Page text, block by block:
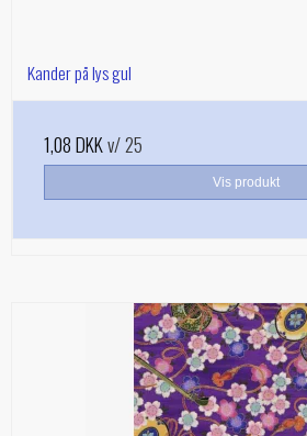
Kander på lys gul
1,08 DKKv/ 25
Vis produkt